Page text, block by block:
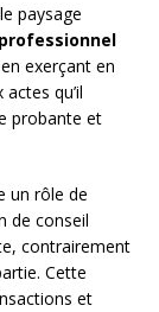
paysage
professionnel
exerçant en
qu’il
probante et
un rôle de
de conseil
contrairement
Cette
et